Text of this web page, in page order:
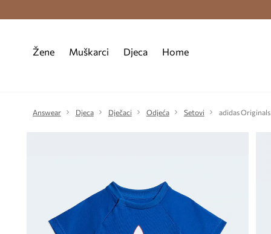
Besplatna
Žene Muškarci Djeca Home
Answear Djeca Dječaci Odjeća Setovi adidas